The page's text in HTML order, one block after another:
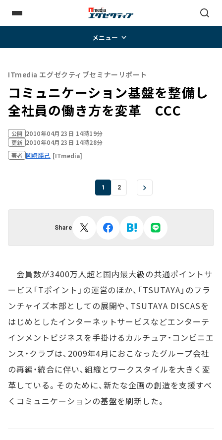
メニュー
ITmedia エグゼクティブセミナーリポート
コミュニケーション基盤を整備し
全社員の働き方を変革 CCC
公開 2010年04月23日 14時19分
更新 2010年04月23日 14時28分
著者 岡崎勝己 [ITmedia]
1 2
Share
会員数が3400万人超と国内最大級の共通ポイントサ
ービス「Tポイント」の運営のほか、「TSUTAYA」のフラ
ンチャイズ本部としての展開や、TSUTAYA DISCASを
はじめとしたインターネットサービスなどエンターテ
インメントビジネスを手掛けるカルチュア・コンビニエ
ンス・クラブは、2009年4月におこなったグループ会社
の再編・統合に伴い、組織とワークスタイルを大きく変
革している。そのために、新たな企画の創造を支援すべ
くコミュニケーションの基盤を刷新した。